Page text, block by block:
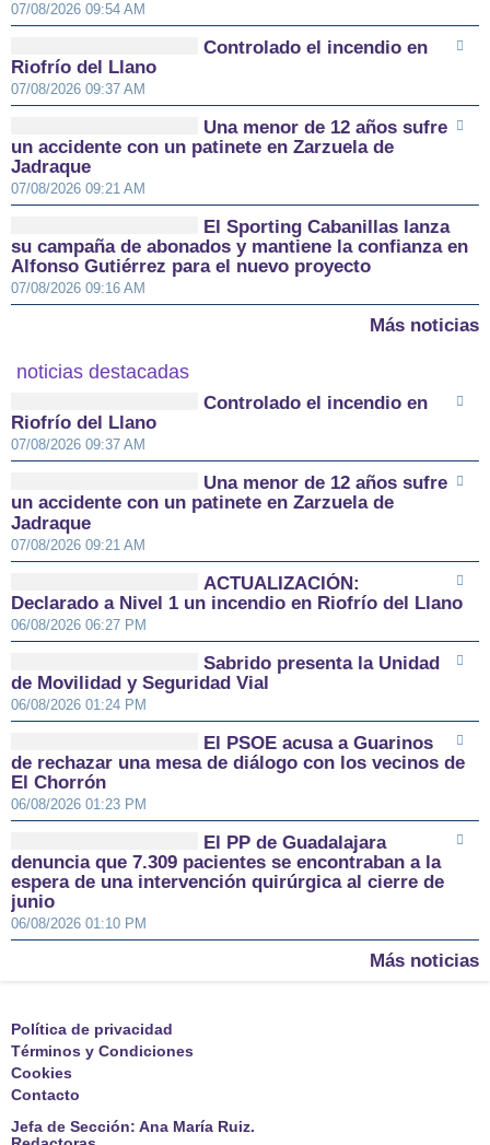
07/08/2026 09:54 AM
Controlado el incendio en
Riofrío del Llano
07/08/2026 09:37 AM
Una menor de 12 años sufre
un accidente con un patinete en Zarzuela de
Jadraque
07/08/2026 09:21 AM
El Sporting Cabanillas lanza
su campaña de abonados y mantiene la confianza en
Alfonso Gutiérrez para el nuevo proyecto
07/08/2026 09:16 AM
Más noticias
noticias destacadas
Controlado el incendio en
Riofrío del Llano
07/08/2026 09:37 AM
Una menor de 12 años sufre
un accidente con un patinete en Zarzuela de
Jadraque
07/08/2026 09:21 AM
ACTUALIZACIÓN:
Declarado a Nivel 1 un incendio en Riofrío del Llano
06/08/2026 06:27 PM
Sabrido presenta la Unidad
de Movilidad y Seguridad Vial
06/08/2026 01:24 PM
El PSOE acusa a Guarinos
de rechazar una mesa de diálogo con los vecinos de
El Chorrón
06/08/2026 01:23 PM
El PP de Guadalajara
denuncia que 7.309 pacientes se encontraban a la
espera de una intervención quirúrgica al cierre de
junio
06/08/2026 01:10 PM
Más noticias
Política de privacidad
Términos y Condiciones
Cookies
Contacto
Jefa de Sección: Ana María Ruiz.